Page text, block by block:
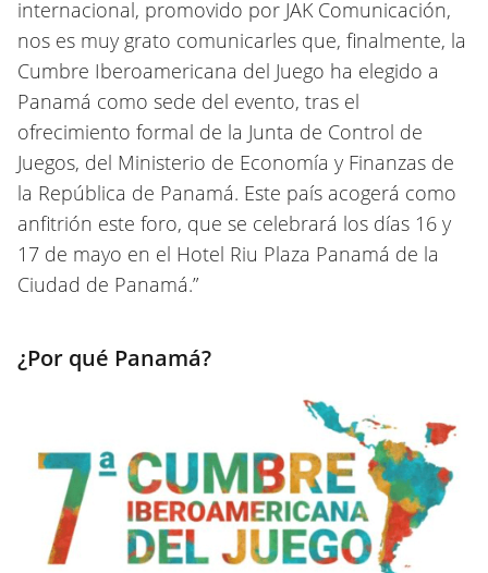
internacional, promovido por JAK Comunicación,
nos es muy grato comunicarles que, finalmente, la
Cumbre Iberoamericana del Juego ha elegido a
Panamá como sede del evento, tras el
ofrecimiento formal de la Junta de Control de
Juegos, del Ministerio de Economía y Finanzas de
la República de Panamá. Este país acogerá como
anfitrión este foro, que se celebrará los días 16 y
17 de mayo en el Hotel Riu Plaza Panamá de la
Ciudad de Panamá.”
¿Por qué Panamá?